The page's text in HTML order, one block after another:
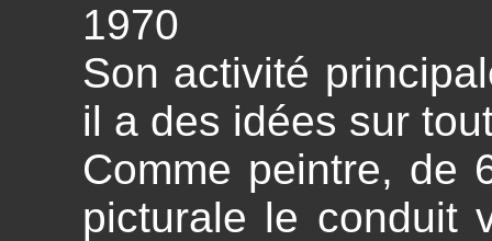
1970
Son activité
il a des idées sur
Comme peintre, de
picturale le conduit